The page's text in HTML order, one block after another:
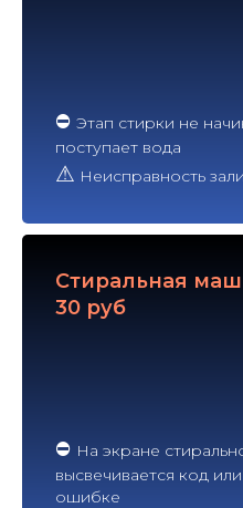
⛔ Этап стирки не
поступает вода
⚠ Неисправность
Стиральная
30 руб
⛔ На экране
высвечивается код
ошибке